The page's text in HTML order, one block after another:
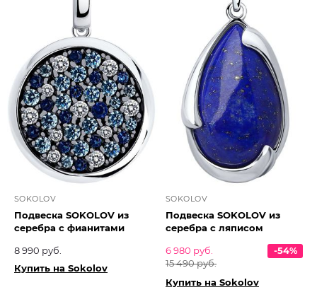
SOKOLOV
Подвеска SOKOLOV из
серебра с фианитами
8 990 руб.
Купить на Sokolov
SOKOLOV
Подвеска SOKOLOV из
серебра с ляписом
6 980 руб.
15 490 руб.
-54%
Купить на Sokolov